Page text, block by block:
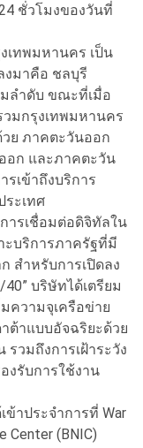
ชั่วโมงของวันที่
เทพมหานคร เป็น
งมาคือ ชลบุรี
ลำดับ ขณะที่เมื่อ
มกรุงเทพมหานคร
ย ภาคตะวันออก
อก และภาคตะวัน
เข้าถึงบริการ
ะเทศ
ารเชื่อมต่อดิจิทัลใน
ะบริการภาครัฐที่มี
สำหรับการเปิดลง
บริษัทได้เตรียม
ความจุเครือข่าย
ต้าแบบอัจฉริยะด้วย
วมถึงการเฝ้าระวัง
รับการใช้งาน
ข้าประจำการที่ War
Center (BNIC)